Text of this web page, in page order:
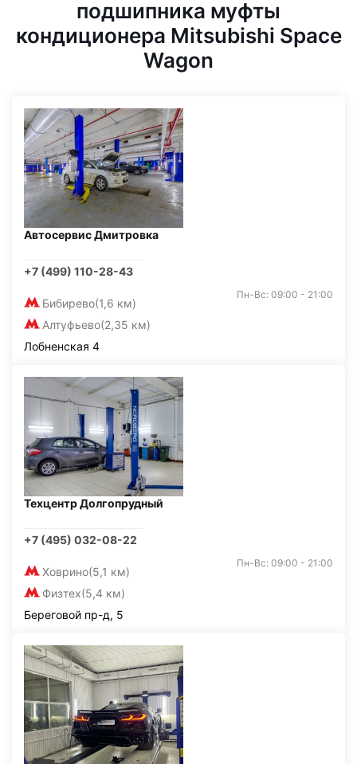
подшипника муфты
кондиционера Mitsubishi Space
Wagon
Автосервис Дмитровка
+7 (499) 110-28-43
Бибирево(1,6 км)
Алтуфьево(2,35 км)
Пн-Вс: 09:00 - 21:00
Лобненская 4
Техцентр Долгопрудный
+7 (495) 032-08-22
Ховрино(5,1 км)
Физтех(5,4 км)
Пн-Вс: 09:00 - 21:00
Береговой пр-д, 5